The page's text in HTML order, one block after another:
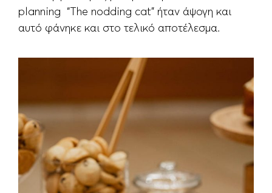
planning “The nodding cat” ήταν άψογη και
αυτό φάνηκε και στο τελικό αποτέλεσμα.